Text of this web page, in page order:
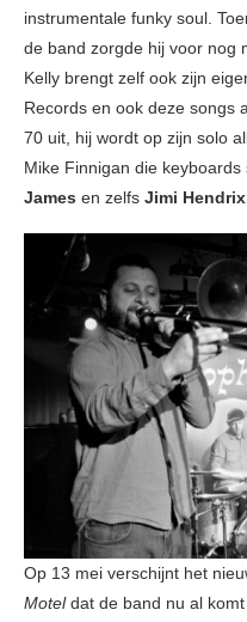
instrumentale funky soul.
de band zorgde hij voor nog
Kelly brengt zelf ook zijn
Records en ook deze songs
70 uit, hij wordt op zijn solo
Mike Finnigan die keyboards
James en zelfs Jimi
Op 13 mei verschijnt het
Moteldat de band nu al